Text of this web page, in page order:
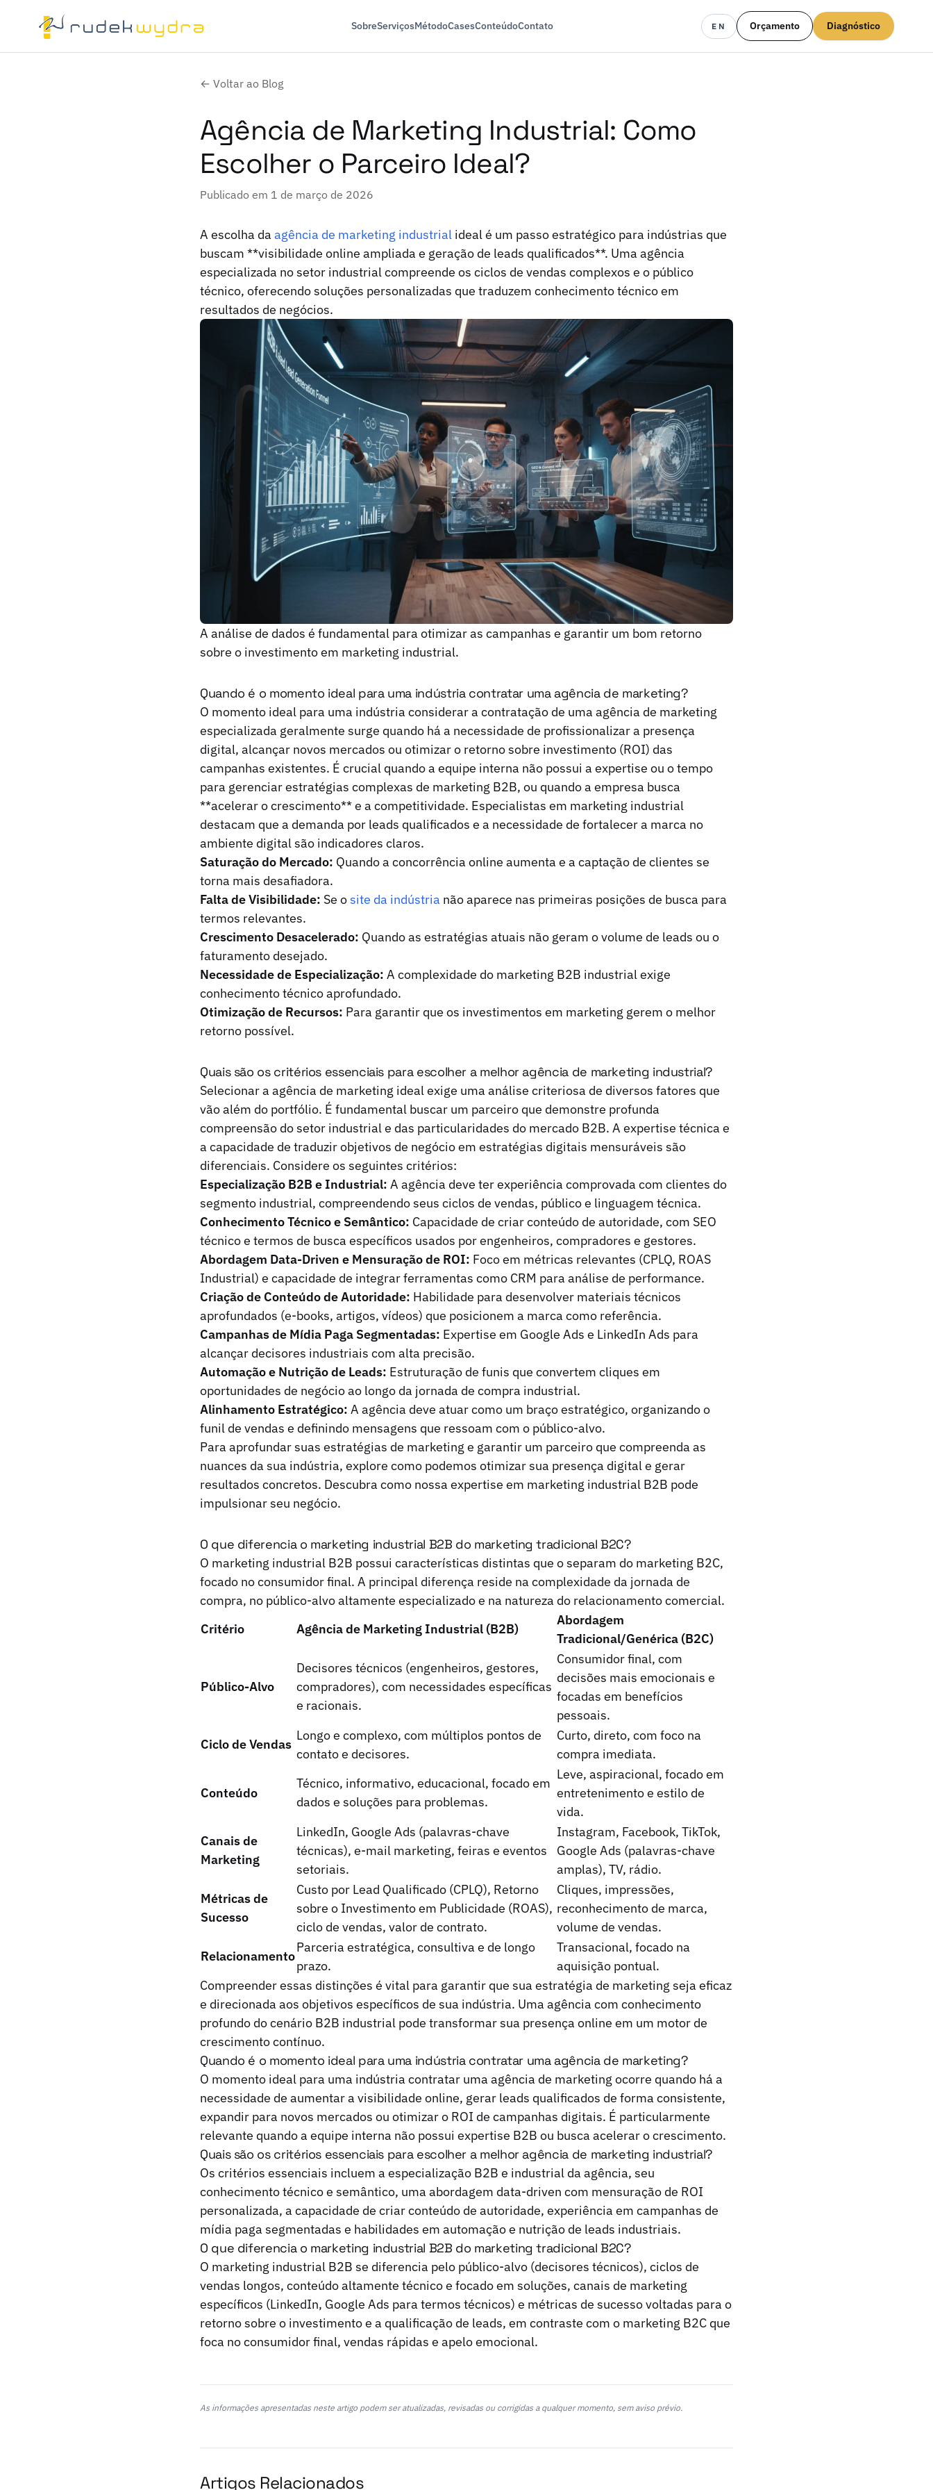
SobreServiçosMétodoCasesConteúdoContato EN Orçamento Diagnóstico
← Voltar ao Blog
Agência de Marketing Industrial: Como
Escolher o Parceiro Ideal?
Publicado em 1 de março de 2026
A escolha da agência de marketing industrial ideal é um passo estratégico para indústrias que
buscam **visibilidade online ampliada e geração de leads qualificados**. Uma agência
especializada no setor industrial compreende os ciclos de vendas complexos e o público
técnico, oferecendo soluções personalizadas que traduzem conhecimento técnico em
resultados de negócios.
A análise de dados é fundamental para otimizar as campanhas e garantir um bom retorno
sobre o investimento em marketing industrial.
Quando é o momento ideal para uma indústria contratar uma agência de marketing?
O momento ideal para uma indústria considerar a contratação de uma agência de marketing
especializada geralmente surge quando há a necessidade de profissionalizar a presença
digital, alcançar novos mercados ou otimizar o retorno sobre investimento (ROI) das
campanhas existentes. É crucial quando a equipe interna não possui a expertise ou o tempo
para gerenciar estratégias complexas de marketing B2B, ou quando a empresa busca
**acelerar o crescimento** e a competitividade. Especialistas em marketing industrial
destacam que a demanda por leads qualificados e a necessidade de fortalecer a marca no
ambiente digital são indicadores claros.
Saturação do Mercado: Quando a concorrência online aumenta e a captação de clientes se
torna mais desafiadora.
Falta de Visibilidade: Se osite da indústria não aparece nas primeiras posições de busca para
termos relevantes.
Crescimento Desacelerado: Quando as estratégias atuais não geram o volume de leads ou o
faturamento desejado.
Necessidade de Especialização: A complexidade do marketing B2B industrial exige
conhecimento técnico aprofundado.
Otimização de Recursos: Para garantir que os investimentos em marketing gerem o melhor
retorno possível.
Quais são os critérios essenciais para escolher a melhor agência de marketing industrial?
Selecionar a agência de marketing ideal exige uma análise criteriosa de diversos fatores que
vão além do portfólio. É fundamental buscar um parceiro que demonstre profunda
compreensão do setor industrial e das particularidades do mercado B2B. A expertise técnica e
a capacidade de traduzir objetivos de negócio em estratégias digitais mensuráveis são
diferenciais. Considere os seguintes critérios:
Especialização B2B e Industrial: A agência deve ter experiência comprovada com clientes do
segmento industrial, compreendendo seus ciclos de vendas, público e linguagem técnica.
Conhecimento Técnico e Semântico: Capacidade de criar conteúdo de autoridade, com SEO
técnico e termos de busca específicos usados por engenheiros, compradores e gestores.
Abordagem Data-Driven e Mensuração de ROI: Foco em métricas relevantes (CPLQ, ROAS
Industrial) e capacidade de integrar ferramentas como CRM para análise de performance.
Criação de Conteúdo de Autoridade: Habilidade para desenvolver materiais técnicos
aprofundados (e-books, artigos, vídeos) que posicionem a marca como referência.
Campanhas de Mídia Paga Segmentadas: Expertise em Google Ads e LinkedIn Ads para
alcançar decisores industriais com alta precisão.
Automação e Nutrição de Leads: Estruturação de funis que convertem cliques em
oportunidades de negócio ao longo da jornada de compra industrial.
Alinhamento Estratégico: A agência deve atuar como um braço estratégico, organizando o
funil de vendas e definindo mensagens que ressoam com o público-alvo.
Para aprofundar suas estratégias de marketing e garantir um parceiro que compreenda as
nuances da sua indústria, explore como podemos otimizar sua presença digital e gerar
resultados concretos. Descubra como nossa expertise em marketing industrial B2B pode
impulsionar seu negócio.
O que diferencia o marketing industrial B2B do marketing tradicional B2C?
O marketing industrial B2B possui características distintas que o separam do marketing B2C,
focado no consumidor final. A principal diferença reside na complexidade da jornada de
compra, no público-alvo altamente especializado e na natureza do relacionamento comercial.
Critério
Agência de Marketing Industrial (B2B)
Abordagem
Tradicional/Genérica (B2C)
Público-Alvo
Decisores técnicos (engenheiros, gestores,
compradores), com necessidades específicas
e racionais.
Consumidor final, com
decisões mais emocionais e
focadas em benefícios
pessoais.
Ciclo de Vendas
Longo e complexo, com múltiplos pontos de
contato e decisores.
Curto, direto, com foco na
compra imediata.
Conteúdo
Técnico, informativo, educacional, focado em
dados e soluções para problemas.
Leve, aspiracional, focado em
entretenimento e estilo de
vida.
Canais de
Marketing
LinkedIn, Google Ads (palavras-chave
técnicas), e-mail marketing, feiras e eventos
setoriais.
Instagram, Facebook, TikTok,
Google Ads (palavras-chave
amplas), TV, rádio.
Métricas de
Sucesso
Custo por Lead Qualificado (CPLQ), Retorno
sobre o Investimento em Publicidade (ROAS),
ciclo de vendas, valor de contrato.
Cliques, impressões,
reconhecimento de marca,
volume de vendas.
Relacionamento
Parceria estratégica, consultiva e de longo
prazo.
Transacional, focado na
aquisição pontual.
Compreender essas distinções é vital para garantir que sua estratégia de marketing seja eficaz
e direcionada aos objetivos específicos de sua indústria. Uma agência com conhecimento
profundo do cenário B2B industrial pode transformar sua presença online em um motor de
crescimento contínuo.
Quando é o momento ideal para uma indústria contratar uma agência de marketing?
O momento ideal para uma indústria contratar uma agência de marketing ocorre quando há a
necessidade de aumentar a visibilidade online, gerar leads qualificados de forma consistente,
expandir para novos mercados ou otimizar o ROI de campanhas digitais. É particularmente
relevante quando a equipe interna não possui expertise B2B ou busca acelerar o crescimento.
Quais são os critérios essenciais para escolher a melhor agência de marketing industrial?
Os critérios essenciais incluem a especialização B2B e industrial da agência, seu
conhecimento técnico e semântico, uma abordagem data-driven com mensuração de ROI
personalizada, a capacidade de criar conteúdo de autoridade, experiência em campanhas de
mídia paga segmentadas e habilidades em automação e nutrição de leads industriais.
O que diferencia o marketing industrial B2B do marketing tradicional B2C?
O marketing industrial B2B se diferencia pelo público-alvo (decisores técnicos), ciclos de
vendas longos, conteúdo altamente técnico e focado em soluções, canais de marketing
específicos (LinkedIn, Google Ads para termos técnicos) e métricas de sucesso voltadas para o
retorno sobre o investimento e a qualificação de leads, em contraste com o marketing B2C que
foca no consumidor final, vendas rápidas e apelo emocional.
As informações apresentadas neste artigo podem ser atualizadas, revisadas ou corrigidas a qualquer momento, sem aviso prévio.
Artigos Relacionados